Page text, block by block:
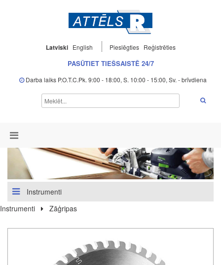
Latviski English Pieslēgties Reģistrēties
PASŪTIET TIEŠSAISTĒ 24/7
Darba laiks P.O.T.C.Pk. 9:00 - 18:00, S. 10:00 - 15:00, Sv. - brīvdiena
Instrumenti
Instrumenti
Zāģripas